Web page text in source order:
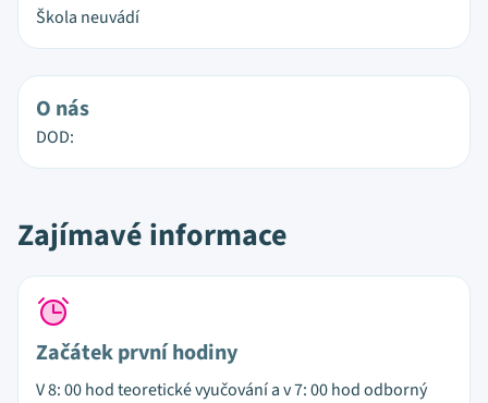
Škola neuvádí
O nás
DOD:
Zajímavé informace
Začátek první hodiny
V 8: 00 hod teoretické vyučování a v 7: 00 hod odborný